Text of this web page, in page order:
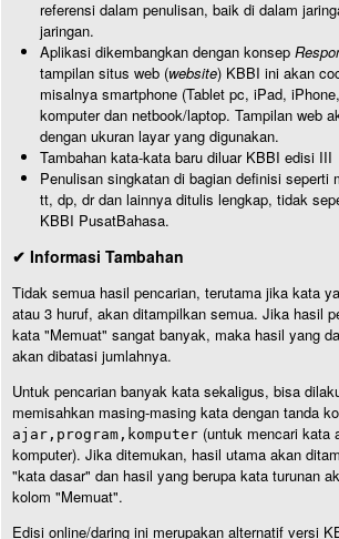
referensi dalam penulisan, baik di dalam
jaringan.
Aplikasi dikembangkan dengan konsep
tampilan situs web (website) KBBI ini akan
misalnya smartphone (Tablet pc, iPad,
komputer dan netbook/laptop. Tampilan web
dengan ukuran layar yang digunakan.
Tambahan kata-kata baru diluar KBBI edisi III
Penulisan singkatan di bagian definisi seperti
tt, dp, dr dan lainnya ditulis lengkap, tidak
KBBI PusatBahasa.
✔ Informasi Tambahan
Tidak semua hasil pencarian, terutama jika kata
atau 3 huruf, akan ditampilkan semua. Jika hasil
kata "Memuat" sangat banyak, maka hasil yang
akan dibatasi jumlahnya.
Untuk pencarian banyak kata sekaligus, bisa
memisahkan masing-masing kata dengan tanda
ajar,program,komputer (untuk mencari kata
komputer). Jika ditemukan, hasil utama akan
"kata dasar" dan hasil yang berupa kata turunan
kolom "Memuat".
Edisi online/daring ini merupakan alternatif versi